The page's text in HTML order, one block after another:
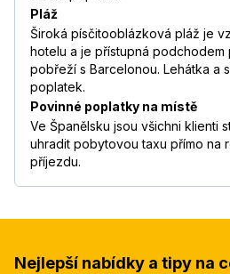
Pláž
Široká písčitooblázková pláž je
hotelu a je přístupná
pobřeží s Barcelonou. Lehátka a
poplatek.
Povinné poplatky na místě
Ve Španělsku jsou všichni klienti
uhradit pobytovou taxu přímo na
příjezdu.
Nejlepší nabídky a tipy na